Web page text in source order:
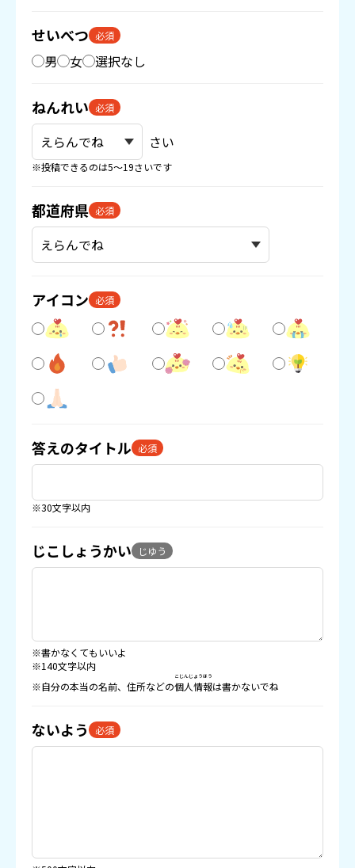
せいべつ 必須
男 女 選択なし
ねんれい 必須
さい
※投稿できるのは5〜19さいです
都道府県 必須
アイコン 必須
答えのタイトル 必須
※30文字以内
じこしょうかい じゆう
※書かなくてもいいよ
※140文字以内
※自分の本当の名前、住所などの個人情報
こじんじょうほう
は書かないでね
ないよう 必須